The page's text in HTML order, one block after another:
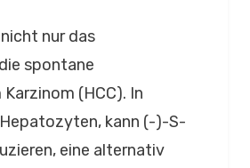
nur das
spontane
(HCC). In
kann (-)-S-
eine alternativ